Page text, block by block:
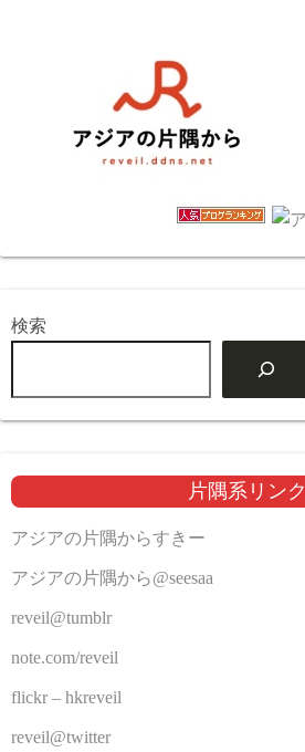
検索
片隅系リンク
アジアの片隅からすきー
アジアの片隅から@seesaa
reveil@tumblr
note.com/reveil
flickr – hkreveil
reveil@twitter